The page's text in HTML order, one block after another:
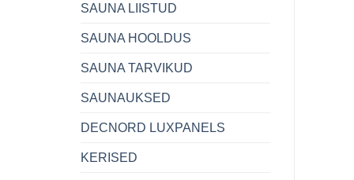
SAUNA LIISTUD
SAUNA HOOLDUS
SAUNA TARVIKUD
SAUNAUKSED
DECNORD LUXPANELS
KERISED